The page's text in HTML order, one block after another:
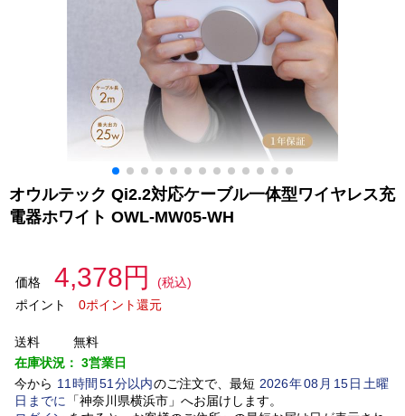
オウルテック Qi2.2対応ケーブル一体型ワイヤレス充
電器ホワイト OWL-MW05-WH
価格 4,378円
(税込)
ポイント
0ポイント還元
送料
無料
在庫状況： 3営業日
今から 11 時間 51 分以内のご注文で、最短 2026年08 月 15日土曜
日 までに 「神奈川県横浜市」 へお届けします。